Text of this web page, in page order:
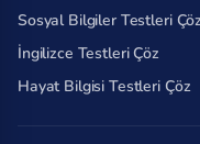
Sosyal Bilgiler Testleri
İngilizce Testleri Çöz
Hayat Bilgisi Testleri Çöz